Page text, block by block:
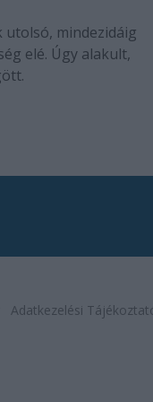
utolsó, mindezidáig
elé. Úgy alakult,
Adatkezelési